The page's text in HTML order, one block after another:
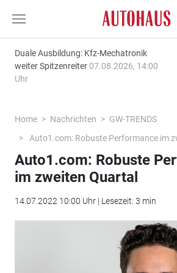
Duale Ausbildung: Kfz-Mechatronik
weiter Spitzenreiter 07.08.2026, 14:00
Uhr
Home Nachrichten
GW-TRENDS
Auto1.com: Robuste Performance im
Auto1.com: Robuste
im zweiten Quartal
14.07.2022 10:00 Uhr | Lesezeit: 3 min